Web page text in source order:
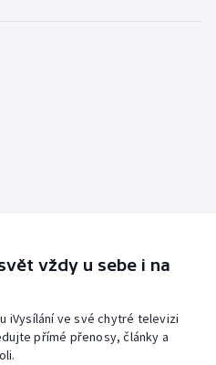
vždy u sebe i na
iVysílání ve své chytré televizi
přímé přenosy, články a